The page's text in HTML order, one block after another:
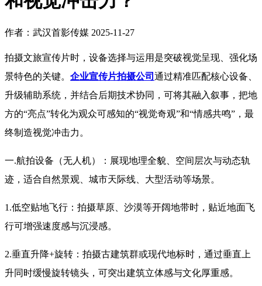
作者：武汉首影传媒 2025-11-27
拍摄文旅宣传片时，设备选择与运用是突破视觉呈现、强化场
景特色的关键。 企业宣传片拍摄公司 通过精准匹配核心设备、
升级辅助系统，并结合后期技术协同，可将其融入叙事，把地
方的“亮点”转化为观众可感知的“视觉奇观”和“情感共鸣”，最
终制造视觉冲击力。
一.航拍设备（无人机）：展现地理全貌、空间层次与动态轨
迹，适合自然景观、城市天际线、大型活动等场景。
1.低空贴地飞行：拍摄草原、沙漠等开阔地带时，贴近地面飞
行可增强速度感与沉浸感。
2.垂直升降+旋转：拍摄古建筑群或现代地标时，通过垂直上
升同时缓慢旋转镜头，可突出建筑立体感与文化厚重感。